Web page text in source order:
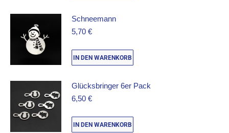
Schneemann
5,70 €
IN DEN WARENKORB
Glücksbringer 6er Pack
6,50 €
IN DEN WARENKORB